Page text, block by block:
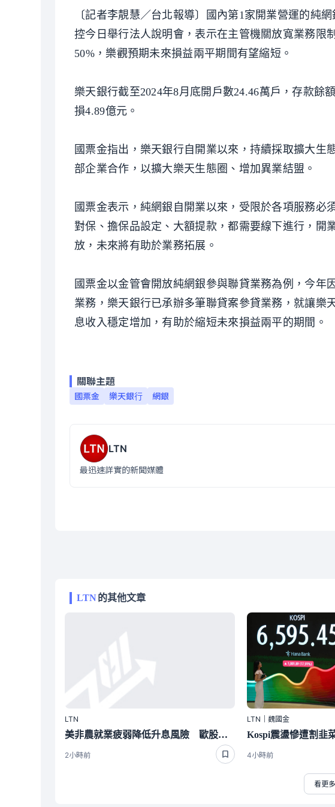
〔記者李靚慧／台北報導〕國內第1家開業營運的純
控今日舉行法人說明會，表示在主管機關放寬業務限
50%，樂觀預期未來損益兩平期間有望縮短。
樂天銀行截至2024年8月底開戶數24.46萬戶，存款餘
損4.89億元。
國票金指出，樂天銀行自開業以來，持續採取擴大
部企業合作，以擴大樂天生態圈、增加異業結盟。
國票金表示，純網銀自開業以來，受限於各項服務必
對保、擔保品設定、大額提款，都需要線下進行，開
放，未來將有助於業務拓展。
國票金以金管會開放純網銀參與聯貸業務為例，今
業務，樂天銀行已承辦多筆聯貸案參貸業務，就讓樂
息收入穩定增加，有助於縮短未來損益兩平的期間。
關聯主題
國票金 樂天銀行 網銀
LTN
最迅速詳實的新聞媒體
LTN的其他文章
LTN
美非農就業疲弱降低升息風險 歐股收紅
2小時前
LTN｜魏國金
4小時前
看更多